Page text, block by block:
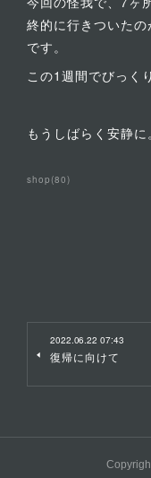
終的に行きついた
です。
この1週間でびっく
もうしばらく安静に
shop (80)
2022.06.22 07:43
復帰に向けて